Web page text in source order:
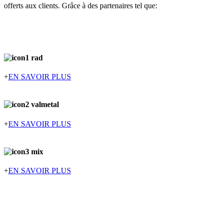
offerts aux clients. Grâce à des partenaires tel que:
+EN SAVOIR PLUS
+EN SAVOIR PLUS
+EN SAVOIR PLUS